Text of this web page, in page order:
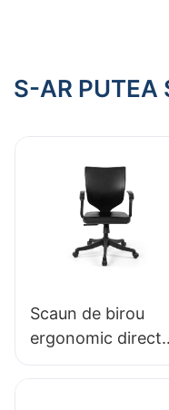
sensibile la
S-AR PUTEA
Scaun de birou
ergonomic direct
din fabrică, turnat